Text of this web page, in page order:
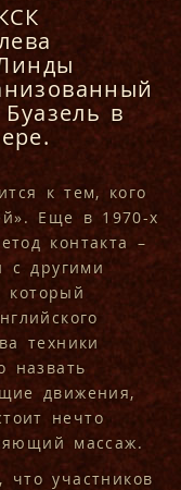
в
к тем, кого
Еще в 1970-х
контакта –
с другими
техники
назвать
движения,
нечто
массаж.
участников